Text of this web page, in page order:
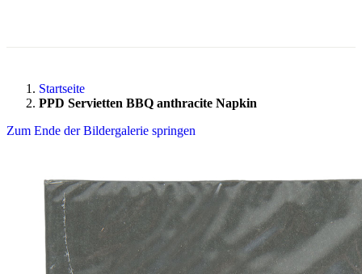
Startseite
PPD Servietten BBQ anthracite Napkin
Zum Ende der Bildergalerie springen